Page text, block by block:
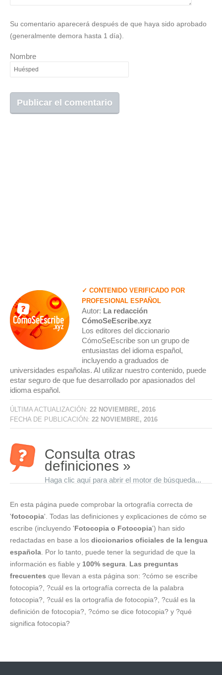
Su comentario aparecerá después de que haya sido aprobado
(generalmente demora hasta 1 día).
Nombre
✓ CONTENIDO VERIFICADO POR
PROFESIONAL ESPAÑOL
Autor: La redacción
CómoSeEscribe.xyz
Los editores del diccionario
CómoSeEscribe son un grupo de
entusiastas del idioma español,
incluyendo a graduados de
universidades españolas. Al utilizar nuestro contenido, puede
estar seguro de que fue desarrollado por apasionados del
idioma español.
ÚLTIMA ACTUALIZACIÓN: 22 NOVIEMBRE, 2016
FECHA DE PUBLICACIÓN: 22 NOVIEMBRE, 2016
Consulta otras
definiciones »
Haga clic aquí para abrir el motor de búsqueda...
En esta página puede comprobar la ortografía correcta de
'fotocopia'. Todas las definiciones y explicaciones de cómo se
escribe (incluyendo 'Fotocopia o Fotocopia') han sido
redactadas en base a los diccionarios oficiales de la lengua
española . Por lo tanto, puede tener la seguridad de que la
información es fiable y 100% segura Las preguntas
frecuentes que llevan a esta página son: ?cómo se escribe
fotocopia?, ?cuál es la ortografía correcta de la palabra
fotocopia?, ?cuál es la ortografía de fotocopia?, ?cuál es la
definición de fotocopia?, ?cómo se dice fotocopia? y ?qué
significa fotocopia?